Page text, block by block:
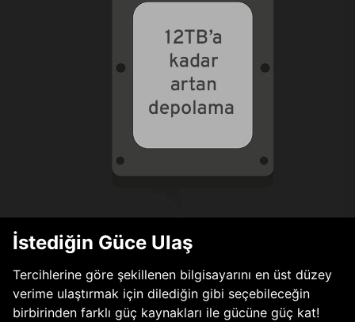
İstediğin Güce Ulaş
Tercihlerine göre şekillenen bilgisayarını en üst düzey
verime ulaştırmak için dilediğin gibi seçebileceğin
birbirinden farklı güç kaynakları ile gücüne güç kat!